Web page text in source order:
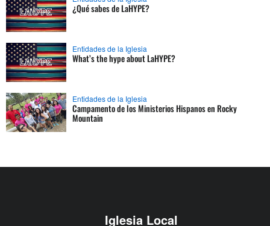
¿Qué sabes de LaHYPE?
Entidades de la Iglesia
What’s the hype about LaHYPE?
Entidades de la Iglesia
Campamento de los Ministerios Hispanos en Rocky
Mountain
Iglesia Local